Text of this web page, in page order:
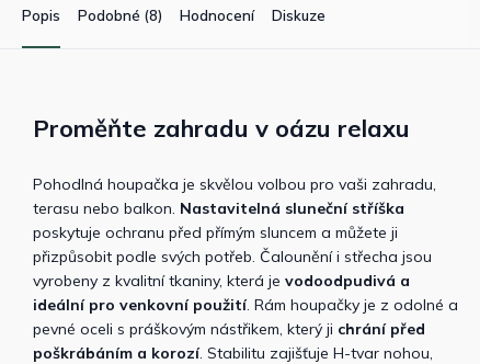
Popis Podobné (8) Hodnocení Diskuze
Proměňte zahradu v oázu relaxu
Pohodlná houpačka je skvělou volbou pro vaši zahradu,
terasu nebo balkon. Nastavitelná sluneční stříška
poskytuje ochranu před přímým sluncem a můžete ji
přizpůsobit podle svých potřeb. Čalounění i střecha jsou
vyrobeny z kvalitní tkaniny, která je vodoodpudivá a
ideální pro venkovní použití. Rám houpačky je z odolné a
pevné oceli s práškovým nástřikem, který ji chrání před
poškrábáním a korozí. Stabilitu zajišťuje H-tvar nohou,